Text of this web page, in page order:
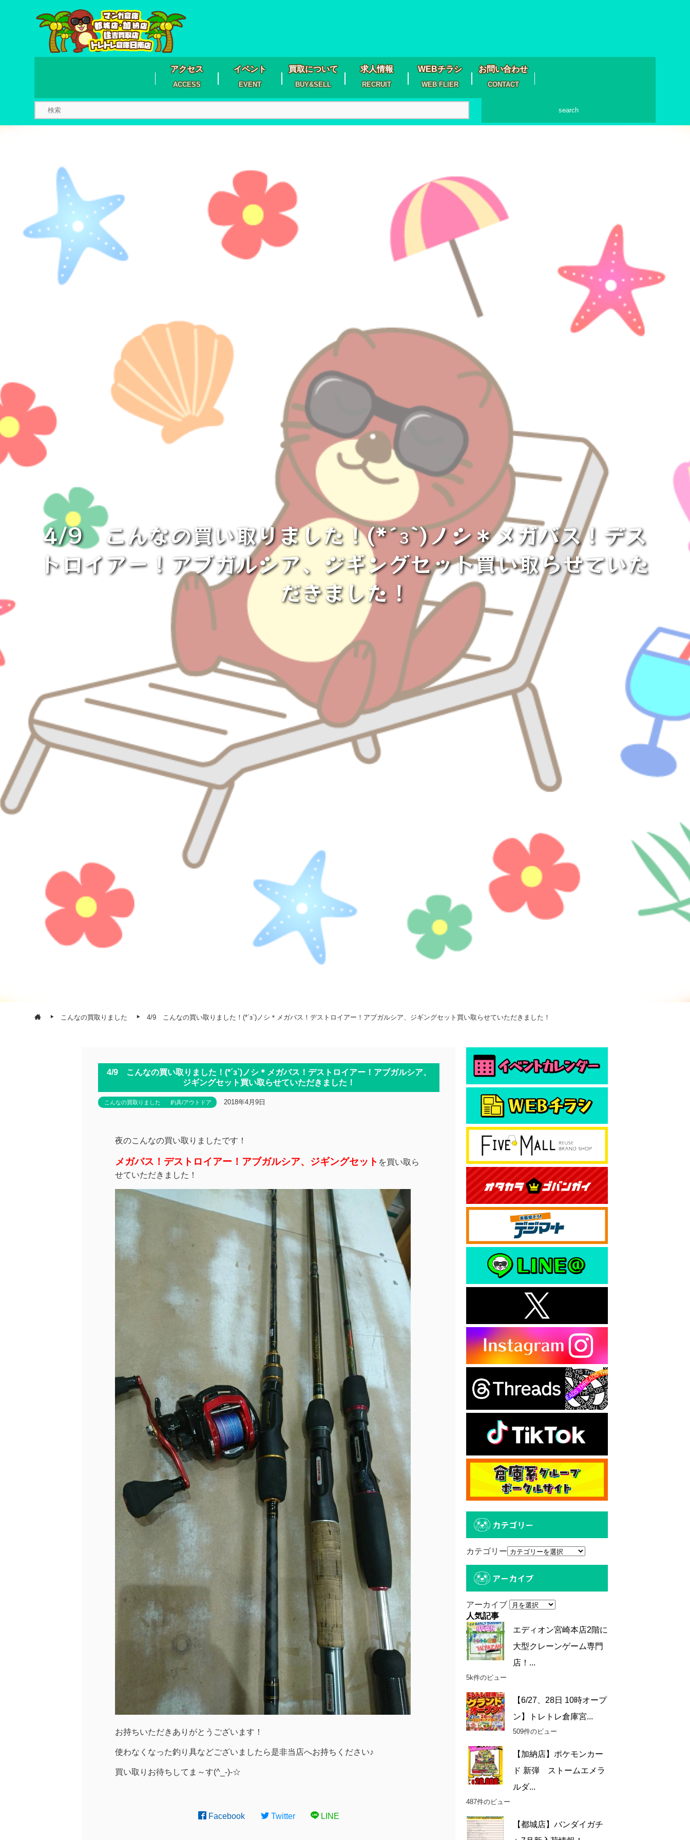
アクセス
ACCESS
イベント
EVENT
買取について
BUY&SELL
求人情報
RECRUIT
WEBチラシ
WEB FLIER
お問い合わせ
CONTACT
search
4/9 こんなの買い取りました！(*´з`)ノシ＊メガバス！デス
トロイアー！アブガルシア、ジギングセット買い取らせていた
だきました！
こんなの買取りました 4/9 こんなの買い取りました！(*´з`)ノシ＊メガバス！デストロイアー！アブガルシア、ジギングセット買い取らせていただきました！
4/9 こんなの買い取りました！(*´з`)ノシ＊メガバス！デストロイアー！アブガルシア、
ジギングセット買い取らせていただきました！
こんなの買取りました 釣具/アウトドア 2018年4月9日
夜のこんなの買い取りましたです！
メガバス！デストロイアー！アブガルシア、ジギングセット を買い取ら
せていただきました！
お持ちいただきありがとうございます！
使わなくなった釣り具などございましたら是非当店へお持ちください♪
買い取りお待ちしてま～す(^_-)-☆
Facebook Twitter LINE
カテゴリー
カテゴリー
アーカイブ
アーカイブ
人気記事
エディオン宮崎本店2階に
大型クレーンゲーム専門
店！...
5k件のビュー
【6/27、28日 10時オープ
ン】トレトレ倉庫宮...
509件のビュー
【加納店】ポケモンカー
ド 新弾 ストームエメラ
ルダ...
487件のビュー
【都城店】バンダイガチ